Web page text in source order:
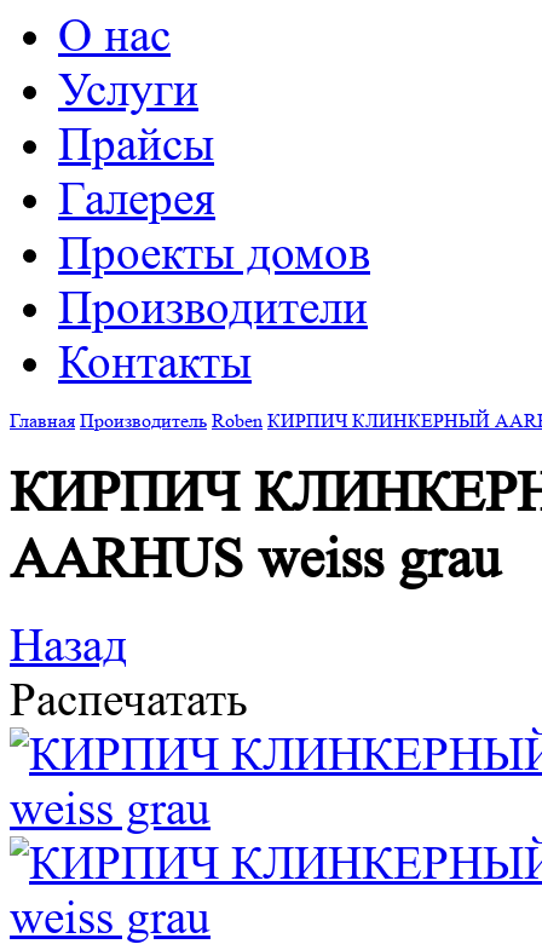
О нас
Услуги
Прайсы
Галерея
Проекты домов
Производители
Контакты
Главная Производитель Roben КИРПИЧ КЛИНКЕРНЫЙ
КИРПИЧ
AARHUS weiss grau
Назад
Распечатать